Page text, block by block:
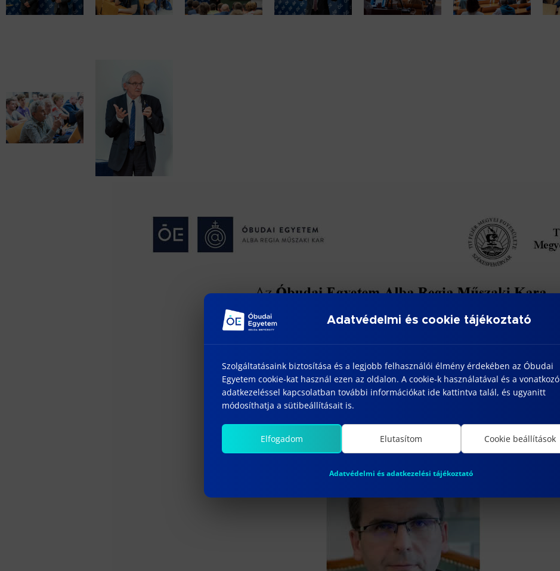
Adatvédelmi és cookie tájékoztató
Szolgáltatásaink biztosítása és a legjobb felhasználói élmény érdekében az Óbudai
Egyetem cookie-kat használ ezen az oldalon. A cookie-k használatával és a vonatkozó
adatkezeléssel kapcsolatban további információkat ide kattintva talál, és ugyanitt
módosíthatja a sütibeállításait is.
Elfogadom Elutasítom Cookie beállítások
Adatvédelmi és adatkezelési tájékoztató